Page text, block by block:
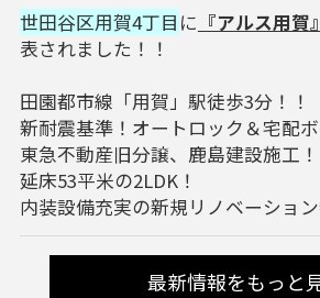
世田谷区用賀4丁目 に 『アルス用賀』
表されました！！
田園都市線「用賀」駅徒歩3分！！
新耐震基準！オートロック＆宅配
東急不動産旧分譲、鹿島建設施工！
延床53平米の2LDK！
内装設備充実の新規リノベーショ
最新情報をもっと